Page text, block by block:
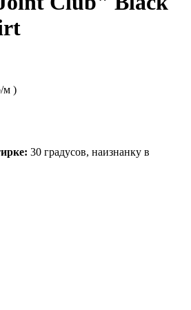
м )
30 градусов, наизнанку в